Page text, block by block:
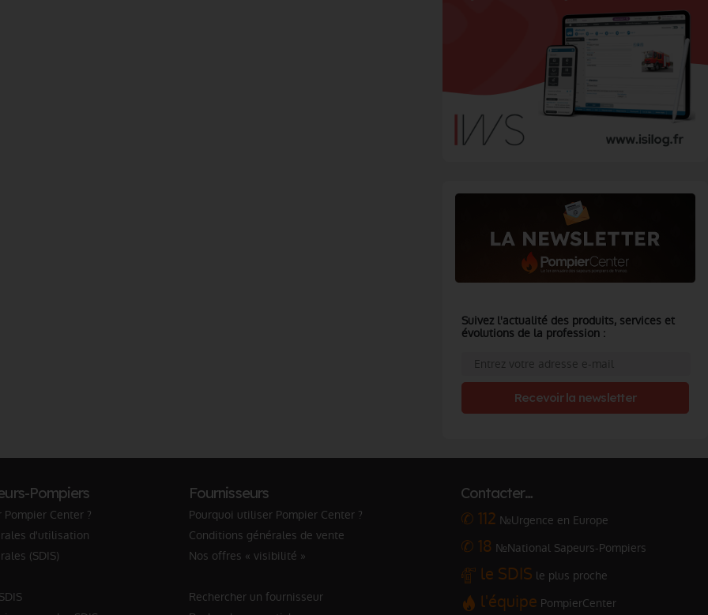
Suivez l'actualité des produits, services et
évolutions de la profession :
Recevoir la newsletter
Pompiers
Center ?
d'utilisation
(SDIS)
Fournisseurs
Pourquoi utiliser Pompier Center ?
Conditions générales de vente
Nos offres « visibilité »
Rechercher un fournisseur
Contacter…
✆ 112 №Urgence en Europe
✆ 18 №National Sapeurs-Pompiers
le SDIS le plus proche
l'équipe PompierCenter